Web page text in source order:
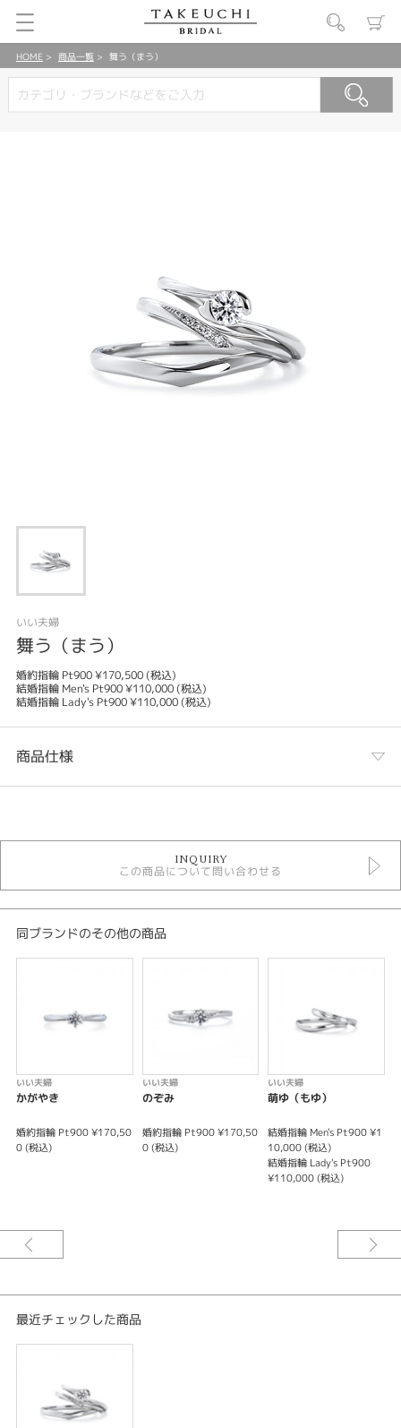
HOME 商品一覧 舞う（まう）
いい夫婦
舞う（まう）
婚約指輪 Pt900 ¥170,500 (税込)
結婚指輪 Men's Pt900 ¥110,000 (税込)
結婚指輪 Lady's Pt900 ¥110,000 (税込)
商品仕様
セットリング ＞ シンプルデザイン
いい夫婦 ＞ セットリング
デザイン
性別
メンズ
トで23万円＋税とどのリングを組み合わせても合計金額が同じ定額制となっ
ております。婚約指輪のみ結婚指輪のみでもオーダー可能です。
INQUIRY
この商品について問い合わせる
同ブランドのその他の商品
いい夫婦
かがやき
婚約指輪 Pt900 ¥170,50
0 (税込)
いい夫婦
のぞみ
婚約指輪 Pt900 ¥170,50
0 (税込)
いい夫婦
萌ゆ（もゆ）
結婚指輪 Men's Pt900 ¥1
10,000 (税込)
結婚指輪 Lady's Pt900
¥110,000 (税込)
最近チェックした商品